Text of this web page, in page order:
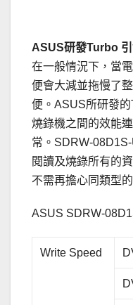
ASUS研發Turbo
在一般情況下，當
便會大減並拖慢了
便。ASUS所研發
燒錄機之間的效能
常。SDRW-
閱讀及燒錄所有的
不需再擔心同類型
ASUS SDRW-
Write Speed